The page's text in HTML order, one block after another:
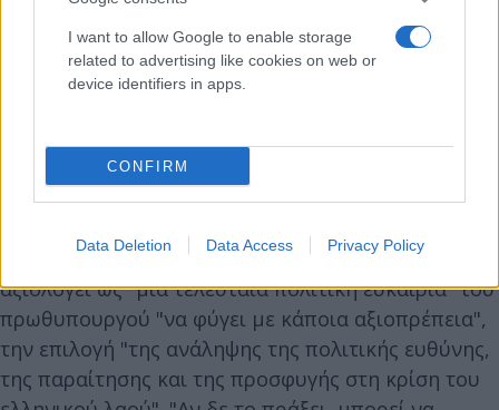
I want to allow Google to enable storage
related to advertising like cookies on web or
device identifiers in apps.
CONFIRM
Data Deletion Data Access Privacy Policy
Σε αυτό το πλαίσιο, ο πρόεδρος του ΣΥΡΙΖΑ-ΠΣ
αξιολογεί ως "μια τελευταία πολιτική ευκαιρία" του
πρωθυπουργού "να φύγει με κάποια αξιοπρέπεια",
την επιλογή "της ανάληψης της πολιτικής ευθύνης,
της παραίτησης και της προσφυγής στη κρίση του